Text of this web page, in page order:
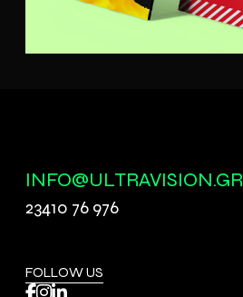
INFO@ULTRAVISION.GR
23410 76 976
FOLLOW US